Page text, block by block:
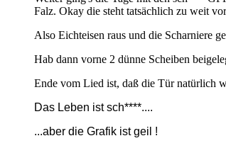
Falz. Okay die steht tatsächlich zu weit
Also Eichteisen raus und die Scharniere
Hab dann vorne 2 dünne Scheiben
Ende vom Lied ist, daß die Tür natürlich
Das Leben ist sch****....
...aber die Grafik ist geil !